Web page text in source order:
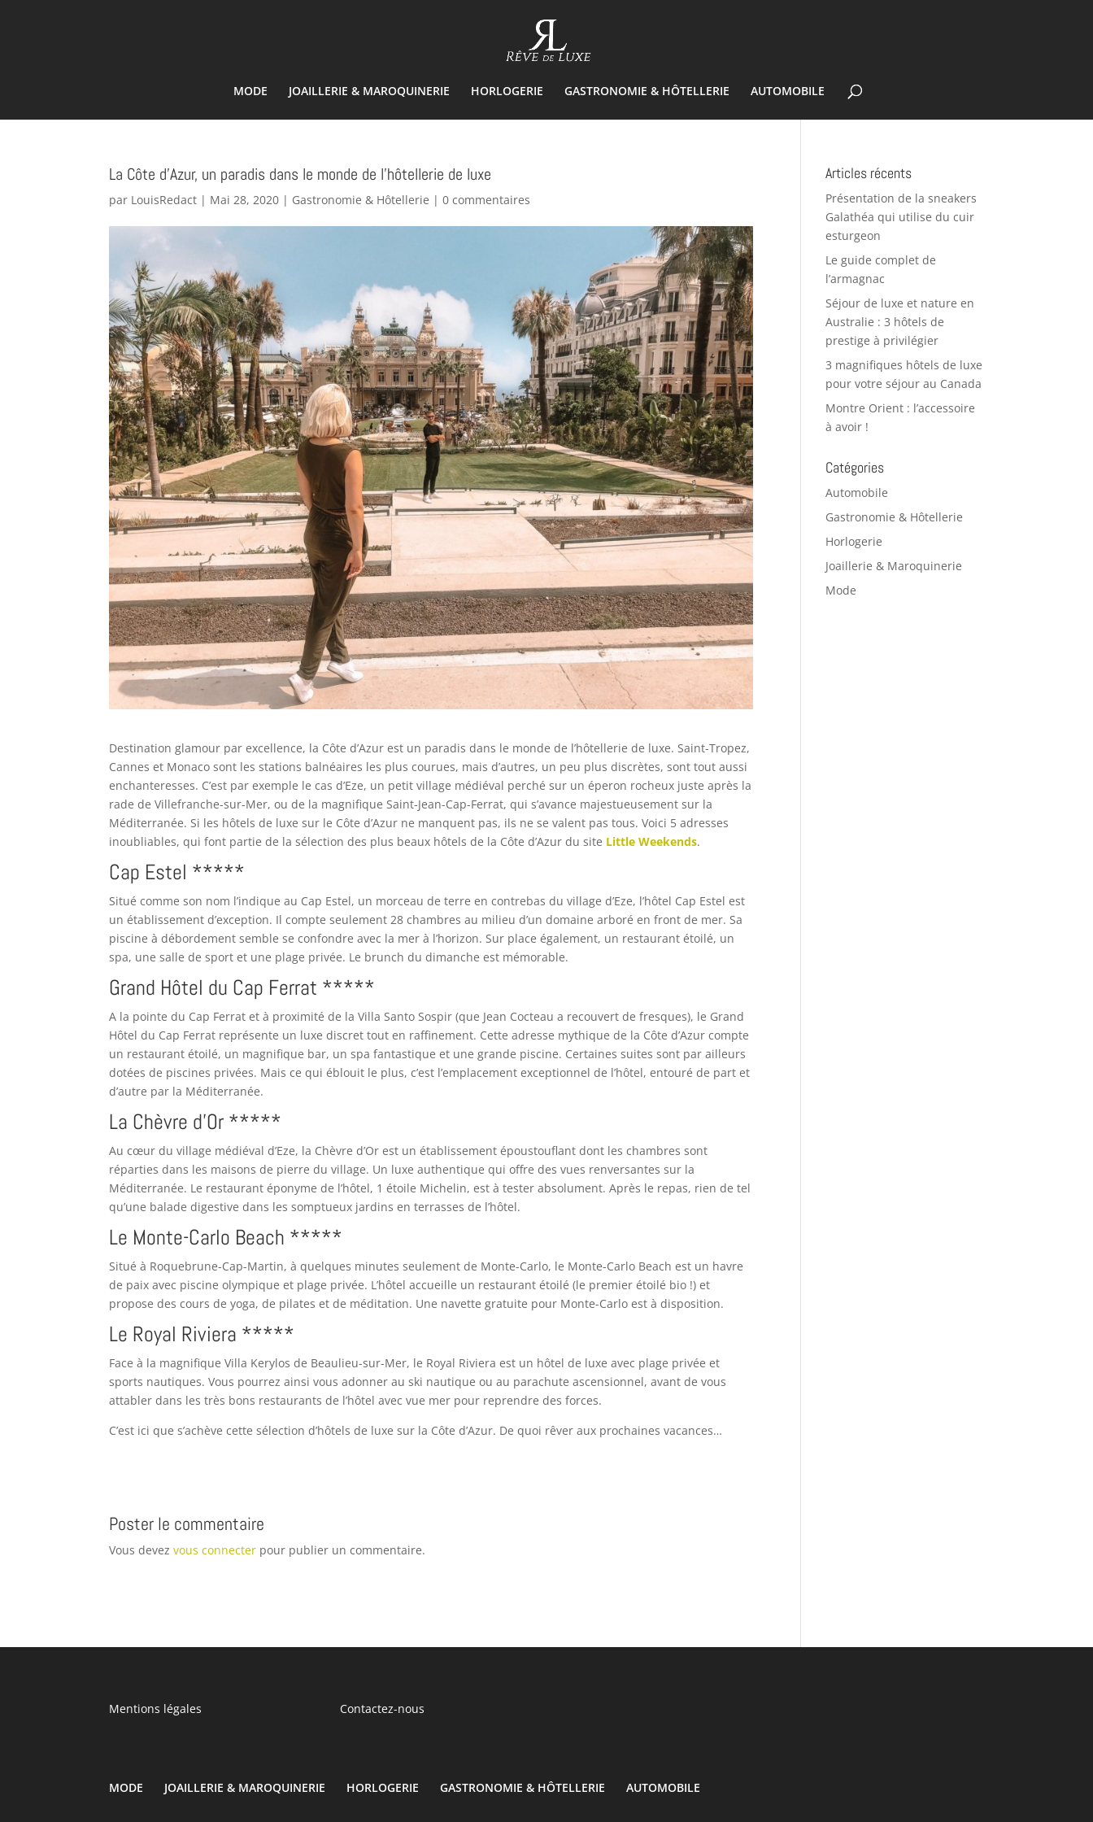
MODE JOAILLERIE & MAROQUINERIE HORLOGERIE GASTRONOMIE & HÔTELLERIE AUTOMOBILE
La Côte d’Azur, un paradis dans le monde de l’hôtellerie de luxe
par LouisRedact | Mai 28, 2020 | Gastronomie & Hôtellerie |0 commentaires
Destination glamour par excellence, la Côte d’Azur est un paradis dans le monde de l’hôtellerie de luxe. Saint-Tropez,
Cannes et Monaco sont les stations balnéaires les plus courues, mais d’autres, un peu plus discrètes, sont tout aussi
enchanteresses. C’est par exemple le cas d’Eze, un petit village médiéval perché sur un éperon rocheux juste après la
rade de Villefranche-sur-Mer, ou de la magnifique Saint-Jean-Cap-Ferrat, qui s’avance majestueusement sur la
Méditerranée. Si les hôtels de luxe sur le Côte d’Azur ne manquent pas, ils ne se valent pas tous. Voici 5 adresses
inoubliables, qui font partie de la sélection des plus beaux hôtels de la Côte d’Azur du site Little Weekends.
Cap Estel *****
Situé comme son nom l’indique au Cap Estel, un morceau de terre en contrebas du village d’Eze, l’hôtel Cap Estel est
un établissement d’exception. Il compte seulement 28 chambres au milieu d’un domaine arboré en front de mer. Sa
piscine à débordement semble se confondre avec la mer à l’horizon. Sur place également, un restaurant étoilé, un
spa, une salle de sport et une plage privée. Le brunch du dimanche est mémorable.
Grand Hôtel du Cap Ferrat *****
A la pointe du Cap Ferrat et à proximité de la Villa Santo Sospir (que Jean Cocteau a recouvert de fresques), le Grand
Hôtel du Cap Ferrat représente un luxe discret tout en raffinement. Cette adresse mythique de la Côte d’Azur compte
un restaurant étoilé, un magnifique bar, un spa fantastique et une grande piscine. Certaines suites sont par ailleurs
dotées de piscines privées. Mais ce qui éblouit le plus, c’est l’emplacement exceptionnel de l’hôtel, entouré de part et
d’autre par la Méditerranée.
La Chèvre d’Or *****
Au cœur du village médiéval d’Eze, la Chèvre d’Or est un établissement époustouflant dont les chambres sont
réparties dans les maisons de pierre du village. Un luxe authentique qui offre des vues renversantes sur la
Méditerranée. Le restaurant éponyme de l’hôtel, 1 étoile Michelin, est à tester absolument. Après le repas, rien de tel
qu’une balade digestive dans les somptueux jardins en terrasses de l’hôtel.
Le Monte-Carlo Beach *****
Situé à Roquebrune-Cap-Martin, à quelques minutes seulement de Monte-Carlo, le Monte-Carlo Beach est un havre
de paix avec piscine olympique et plage privée. L’hôtel accueille un restaurant étoilé (le premier étoilé bio !) et
propose des cours de yoga, de pilates et de méditation. Une navette gratuite pour Monte-Carlo est à disposition.
Le Royal Riviera *****
Face à la magnifique Villa Kerylos de Beaulieu-sur-Mer, le Royal Riviera est un hôtel de luxe avec plage privée et
sports nautiques. Vous pourrez ainsi vous adonner au ski nautique ou au parachute ascensionnel, avant de vous
attabler dans les très bons restaurants de l’hôtel avec vue mer pour reprendre des forces.
C’est ici que s’achève cette sélection d’hôtels de luxe sur la Côte d’Azur. De quoi rêver aux prochaines vacances…
Poster le commentaire
Vous devezvous connecter pour publier un commentaire.
Articles récents
Présentation de la sneakers
Galathéa qui utilise du cuir
esturgeon
Le guide complet de
l’armagnac
Séjour de luxe et nature en
Australie : 3 hôtels de
prestige à privilégier
3 magnifiques hôtels de luxe
pour votre séjour au Canada
Montre Orient : l’accessoire
à avoir !
Catégories
Automobile
Gastronomie & Hôtellerie
Horlogerie
Joaillerie & Maroquinerie
Mode
Mentions légales Contactez-nous
MODE JOAILLERIE & MAROQUINERIE HORLOGERIE GASTRONOMIE & HÔTELLERIE AUTOMOBILE